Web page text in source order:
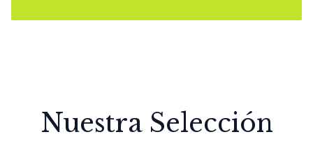
Nuestra Selección